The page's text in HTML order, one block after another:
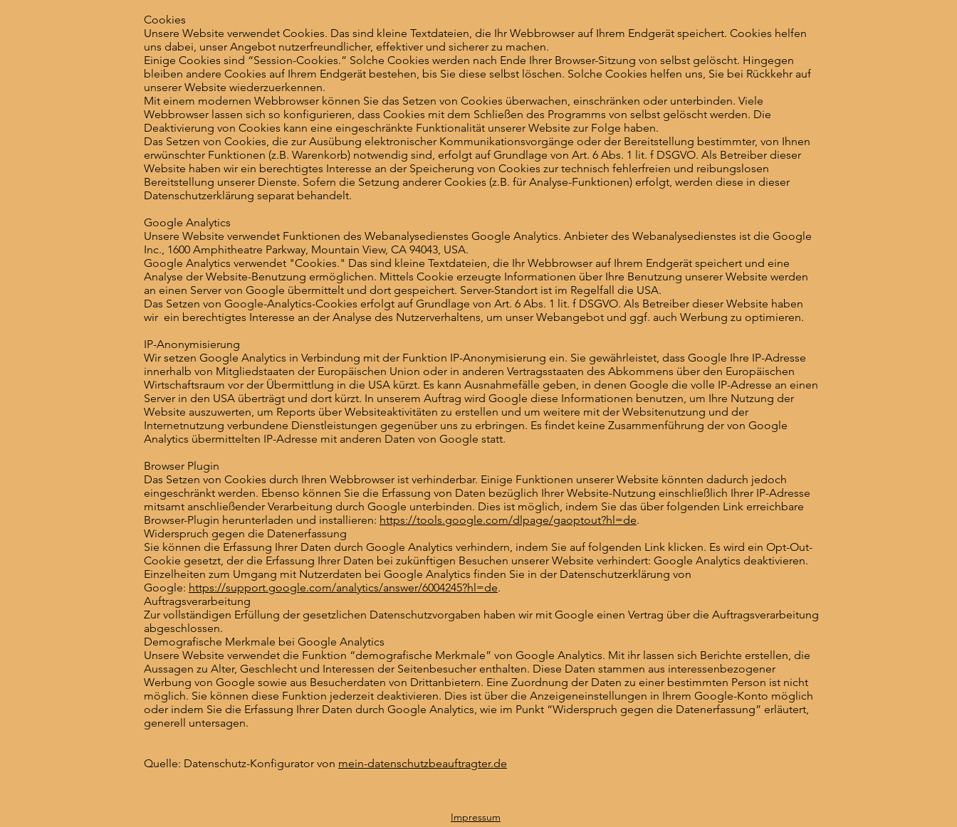
Cookies
Unsere Website verwendet Cookies. Das sind kleine Textdateien, die Ihr Webbrowser auf Ihrem Endgerät speichert. Cookies helfen
uns dabei, unser Angebot nutzerfreundlicher, effektiver und sicherer zu machen.
Einige Cookies sind “Session-Cookies.” Solche Cookies werden nach Ende Ihrer Browser-Sitzung von selbst gelöscht. Hingegen
bleiben andere Cookies auf Ihrem Endgerät bestehen, bis Sie diese selbst löschen. Solche Cookies helfen uns, Sie bei Rückkehr auf
unserer Website wiederzuerkennen.
Mit einem modernen Webbrowser können Sie das Setzen von Cookies überwachen, einschränken oder unterbinden. Viele
Webbrowser lassen sich so konfigurieren, dass Cookies mit dem Schließen des Programms von selbst gelöscht werden. Die
Deaktivierung von Cookies kann eine eingeschränkte Funktionalität unserer Website zur Folge haben.
Das Setzen von Cookies, die zur Ausübung elektronischer Kommunikationsvorgänge oder der Bereitstellung bestimmter, von Ihnen
erwünschter Funktionen (z.B. Warenkorb) notwendig sind, erfolgt auf Grundlage von Art. 6 Abs. 1 lit. f DSGVO. Als Betreiber dieser
Website haben wir ein berechtigtes Interesse an der Speicherung von Cookies zur technisch fehlerfreien und reibungslosen
Bereitstellung unserer Dienste. Sofern die Setzung anderer Cookies (z.B. für Analyse-Funktionen) erfolgt, werden diese in dieser
Datenschutzerklärung separat behandelt.
Google Analytics
Unsere Website verwendet Funktionen des Webanalysedienstes Google Analytics. Anbieter des Webanalysedienstes ist die Google
Inc., 1600 Amphitheatre Parkway, Mountain View, CA 94043, USA.
Google Analytics verwendet "Cookies." Das sind kleine Textdateien, die Ihr Webbrowser auf Ihrem Endgerät speichert und eine
Analyse der Website-Benutzung ermöglichen. Mittels Cookie erzeugte Informationen über Ihre Benutzung unserer Website werden
an einen Server von Google übermittelt und dort gespeichert. Server-Standort ist im Regelfall die USA.
Das Setzen von Google-Analytics-Cookies erfolgt auf Grundlage von Art. 6 Abs. 1 lit. f DSGVO. Als Betreiber dieser Website haben
wir ein berechtigtes Interesse an der Analyse des Nutzerverhaltens, um unser Webangebot und ggf. auch Werbung zu optimieren.
IP-Anonymisierung
Wir setzen Google Analytics in Verbindung mit der Funktion IP-Anonymisierung ein. Sie gewährleistet, dass Google Ihre IP-Adresse
innerhalb von Mitgliedstaaten der Europäischen Union oder in anderen Vertragsstaaten des Abkommens über den Europäischen
Wirtschaftsraum vor der Übermittlung in die USA kürzt. Es kann Ausnahmefälle geben, in denen Google die volle IP-Adresse an einen
Server in den USA überträgt und dort kürzt. In unserem Auftrag wird Google diese Informationen benutzen, um Ihre Nutzung der
Website auszuwerten, um Reports über Websiteaktivitäten zu erstellen und um weitere mit der Websitenutzung und der
Internetnutzung verbundene Dienstleistungen gegenüber uns zu erbringen. Es findet keine Zusammenführung der von Google
Analytics übermittelten IP-Adresse mit anderen Daten von Google statt.
Browser Plugin
Das Setzen von Cookies durch Ihren Webbrowser ist verhinderbar. Einige Funktionen unserer Website könnten dadurch jedoch
eingeschränkt werden. Ebenso können Sie die Erfassung von Daten bezüglich Ihrer Website-Nutzung einschließlich Ihrer IP-Adresse
mitsamt anschließender Verarbeitung durch Google unterbinden. Dies ist möglich, indem Sie das über folgenden Link erreichbare
Browser-Plugin herunterladen und installieren: https://tools.google.com/dlpage/gaoptout?hl=de.
Widerspruch gegen die Datenerfassung
Sie können die Erfassung Ihrer Daten durch Google Analytics verhindern, indem Sie auf folgenden Link klicken. Es wird ein Opt-Out-
Cookie gesetzt, der die Erfassung Ihrer Daten bei zukünftigen Besuchen unserer Website verhindert: Google Analytics deaktivieren.
Einzelheiten zum Umgang mit Nutzerdaten bei Google Analytics finden Sie in der Datenschutzerklärung von
Google: https://support.google.com/analytics/answer/6004245?hl=de.
Auftragsverarbeitung
Zur vollständigen Erfüllung der gesetzlichen Datenschutzvorgaben haben wir mit Google einen Vertrag über die Auftragsverarbeitung
abgeschlossen.
Demografische Merkmale bei Google Analytics
Unsere Website verwendet die Funktion “demografische Merkmale” von Google Analytics. Mit ihr lassen sich Berichte erstellen, die
Aussagen zu Alter, Geschlecht und Interessen der Seitenbesucher enthalten. Diese Daten stammen aus interessenbezogener
Werbung von Google sowie aus Besucherdaten von Drittanbietern. Eine Zuordnung der Daten zu einer bestimmten Person ist nicht
möglich. Sie können diese Funktion jederzeit deaktivieren. Dies ist über die Anzeigeneinstellungen in Ihrem Google-Konto möglich
oder indem Sie die Erfassung Ihrer Daten durch Google Analytics, wie im Punkt “Widerspruch gegen die Datenerfassung” erläutert,
generell untersagen.
Quelle: Datenschutz-Konfigurator von mein-datenschutzbeauftragter.de
Impressum